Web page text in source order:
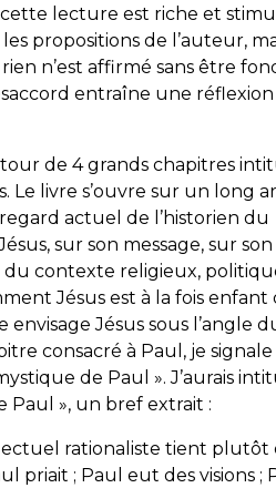
lecture est riche et
propositions de l’auteur,
n’est affirmé sans être
entraîne une réflexion
de 4 grands chapitres
Le livre s’ouvre sur un long
actuel de l’historien du
sur son message, sur son
du contexte religieux,
Jésus est à la fois enfant
Jésus sous l’angle
consacré à Paul, je signale
de Paul ». J’aurais
Paul », un bref extrait :
rationaliste tient plutôt
priait ; Paul eut des visions ;